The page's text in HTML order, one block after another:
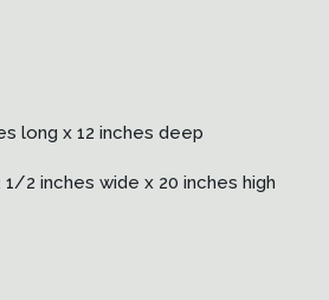
long x 12 inches deep
2 inches wide x 20 inches high